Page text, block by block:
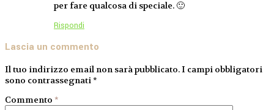
per fare qualcosa di speciale. 🙂
Rispondi
Lascia un commento
Il tuo indirizzo email non sarà pubblicato.I campi obbligatori
sono contrassegnati*
Commento *